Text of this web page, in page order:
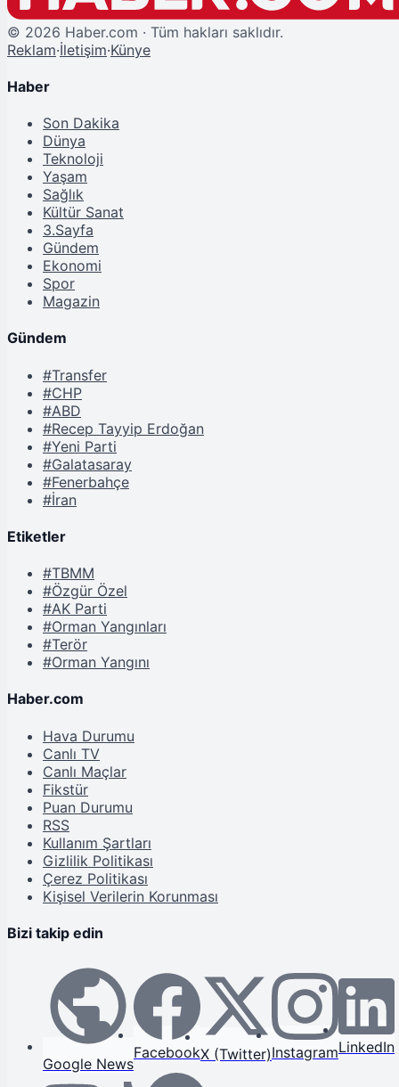
© 2026 Haber.com · Tüm hakları saklıdır.
Reklam·İletişim·Künye
Haber
Son Dakika
Dünya
Teknoloji
Yaşam
Sağlık
Kültür Sanat
3.Sayfa
Gündem
Ekonomi
Spor
Magazin
Gündem
#Transfer
#CHP
#ABD
#Recep Tayyip Erdoğan
#Yeni Parti
#Galatasaray
#Fenerbahçe
#İran
Etiketler
#TBMM
#Özgür Özel
#AK Parti
#Orman Yangınları
#Terör
#Orman Yangını
Haber.com
Hava Durumu
Canlı TV
Canlı Maçlar
Fikstür
Puan Durumu
RSS
Kullanım Şartları
Gizlilik Politikası
Çerez Politikası
Kişisel Verilerin Korunması
Bizi takip edin
Google News
FacebookX (Twitter)InstagramLinkedIn